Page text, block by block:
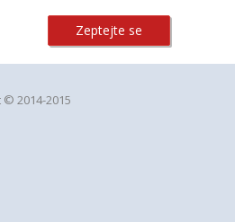
Zeptejte se
2014-2015